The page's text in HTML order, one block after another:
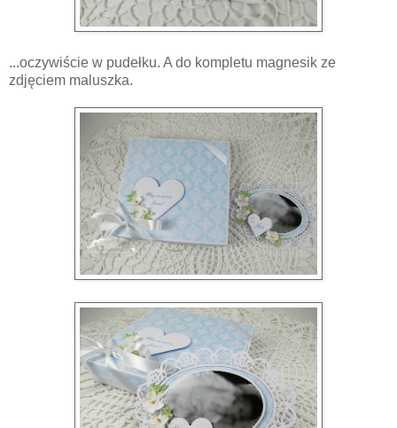
...oczywiście w pudełku. A do kompletu magnesik ze
zdjęciem maluszka.